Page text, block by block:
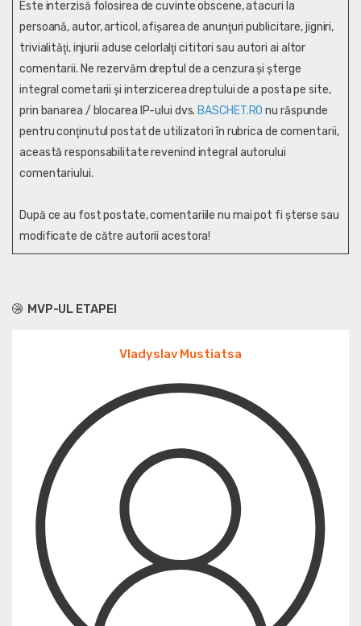
MVP-UL ETAPEI
Vladyslav Mustiatsa
Este interzisă folosirea de cuvinte obscene, atacuri la
persoană, autor, articol, afişarea de anunţuri publicitare, jigniri,
trivialităţi, injurii aduse celorlalţi cititori sau autori ai altor
comentarii. Ne rezervăm dreptul de a cenzura și şterge
integral cometarii și interzicerea dreptului de a posta pe site,
prin banarea / blocarea IP-ului dvs. BASCHET.RO nu răspunde
pentru conţinutul postat de utilizatori în rubrica de comentarii,
această responsabilitate revenind integral autorului
comentariului.
După ce au fost postate, comentariile nu mai pot fi șterse sau
modificate de către autorii acestora!